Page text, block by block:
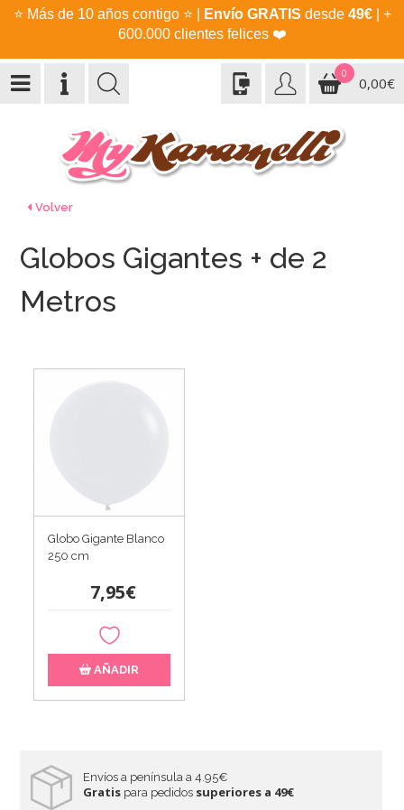
⭐ Más de 10 años contigo ⭐ Envío GRATIS desde 49€| +
600.000 clientes felices ❤️
0
0,00€
Volver
Globos Gigantes + de 2
Metros
Globo Gigante Blanco
250 cm
7,95€
AÑADIR
Envíos a península a 4.95€
Gratis para pedidos superiores a 49€